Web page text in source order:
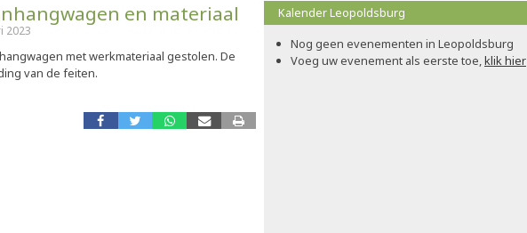
en materiaal
2023
met werkmateriaal gestolen. De
van de feiten.
Kalender Leopoldsburg
Nog geen evenementen in Leopoldsburg
Voeg uw evenement als eerste toe,klik hier